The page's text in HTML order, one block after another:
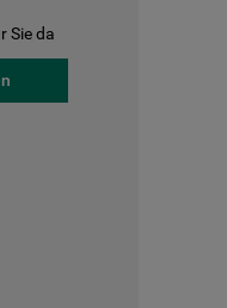
Sie da